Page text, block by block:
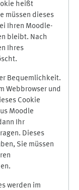
heißt
müssen dieses
Ihren Moodle-
bleibt. Nach
Ihres
Bequemlichkeit.
Webbrowser und
Cookie
Moodle
Ihr
Dieses
Sie müssen
werden im